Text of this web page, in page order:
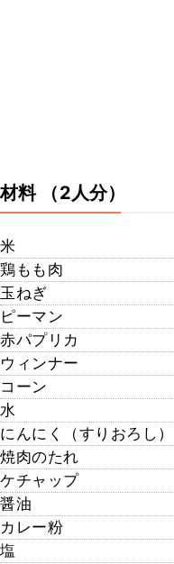
材料 （2人分）
米
鶏もも肉
玉ねぎ
ピーマン
赤パプリカ
ウィンナー
コーン
水
にんにく（すりおろし）
焼肉のたれ
ケチャップ
醤油
カレー粉
塩